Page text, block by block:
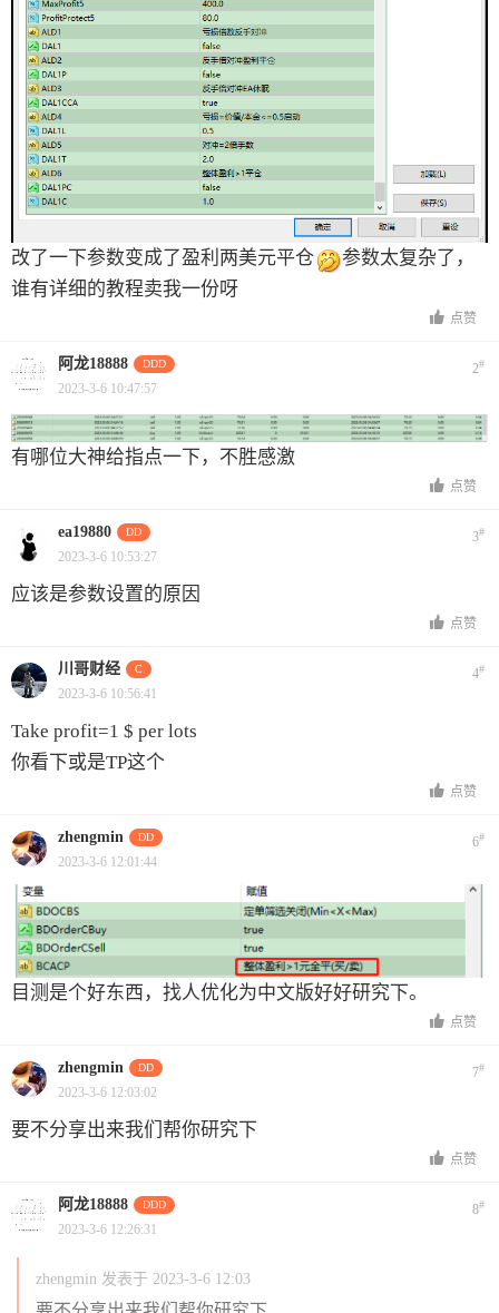
改了一下参数变成了盈利两美元平仓
参数太复杂了，
谁有详细的教程卖我一份呀
点赞
阿龙18888 DDD 2#
2023-3-6 10:47:57
有哪位大神给指点一下，不胜感激
点赞
ea19880 DD 3#
2023-3-6 10:53:27
应该是参数设置的原因
点赞
川哥财经 C 4#
2023-3-6 10:56:41
Take profit=1 $ per lots
你看下或是TP这个
点赞
zhengmin DD 6#
2023-3-6 12:01:44
目测是个好东西，找人优化为中文版好好研究下。
点赞
zhengmin DD 7#
2023-3-6 12:03:02
要不分享出来我们帮你研究下
点赞
阿龙18888 DDD 8#
2023-3-6 12:26:31
zhengmin 发表于 2023-3-6 12:03